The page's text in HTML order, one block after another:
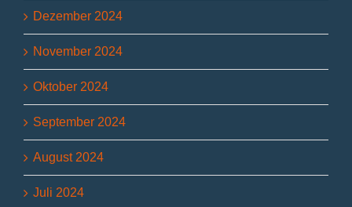
Dezember 2024
November 2024
Oktober 2024
September 2024
August 2024
Juli 2024